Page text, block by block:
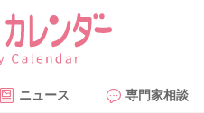
ニュース 専門家相談